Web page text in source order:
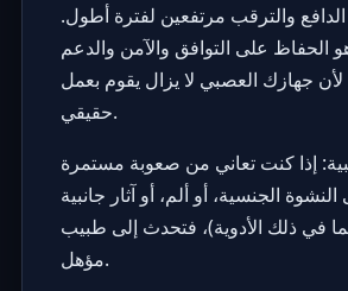
الدافع والترقب مرتفعين لفترة أطول.
الحفاظ على التوافق والآمن والدعم
جهازك العصبي لا يزال يقوم بعمل
حقيقي.
إذا كنت تعاني من صعوبة مستمرة
الجنسية، أو ألم، أو آثار جانبية
في ذلك الأدوية)، فتحدث إلى طبيب
مؤهل.